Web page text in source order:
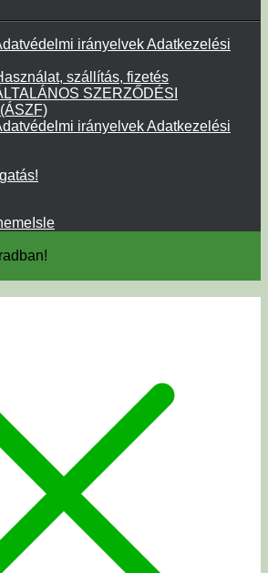
irányelvek Adatkezelési
szállítás, fizetés
SZERZŐDÉSI
irányelvek Adatkezelési